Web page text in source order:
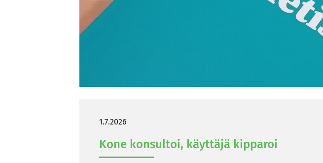
1.7.2026
Kone kon­sul­toi, käyt­tä­jä kip­pa­roi